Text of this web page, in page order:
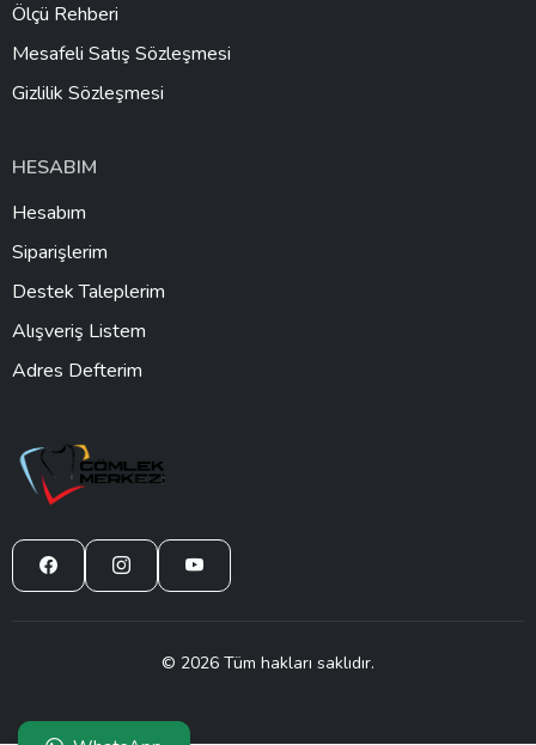
Ölçü Rehberi
Mesafeli Satış Sözleşmesi
Gizlilik Sözleşmesi
HESABIM
Hesabım
Siparişlerim
Destek Taleplerim
Alışveriş Listem
Adres Defterim
© 2026 Tüm hakları saklıdır.